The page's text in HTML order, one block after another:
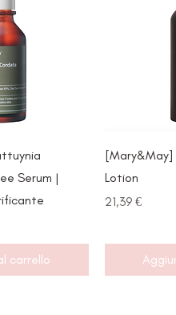
Serum |
carrello
Lotion
Prezzo
21,39 €